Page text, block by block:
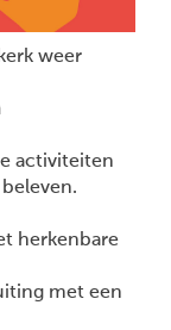
weer
activiteiten
herkenbare
met een